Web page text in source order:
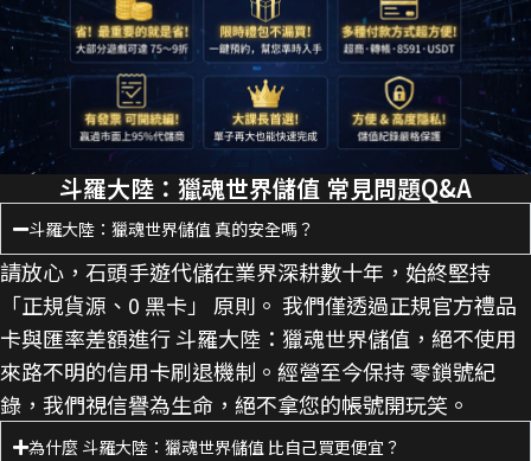
斗羅大陸：獵魂世界儲值 常見問題Q&A
斗羅大陸：獵魂世界儲值 真的安全嗎？
請放心，石頭手遊代儲在業界深耕數十年，始終堅持
「正規貨源、0 黑卡」 原則。 我們僅透過正規官方禮品
卡與匯率差額進行 斗羅大陸：獵魂世界儲值，絕不使用
來路不明的信用卡刷退機制。經營至今保持 零鎖號紀
錄，我們視信譽為生命，絕不拿您的帳號開玩笑。
為什麼 斗羅大陸：獵魂世界儲值 比自己買更便宜？